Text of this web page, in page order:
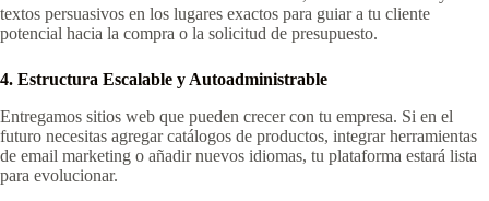
textos persuasivos en los lugares exactos para guiar a tu cliente
potencial hacia la compra o la solicitud de presupuesto.
4. Estructura Escalable y Autoadministrable
Entregamos sitios web que pueden crecer con tu empresa. Si en el
futuro necesitas agregar catálogos de productos, integrar herramientas
de email marketing o añadir nuevos idiomas, tu plataforma estará lista
para evolucionar.